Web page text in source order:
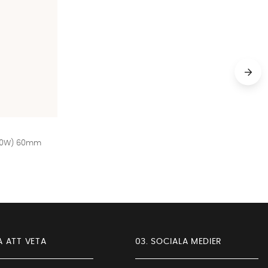
60mm
ATT VETA 03. SOCIALA MEDIER